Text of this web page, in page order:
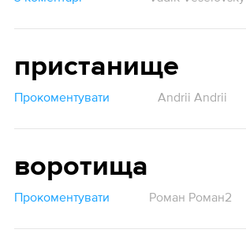
пристанище
Прокоментувати Andrii Andrii
воротища
Прокоментувати Роман Роман2